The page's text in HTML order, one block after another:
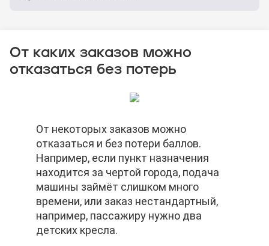
От каких заказов можно
отказаться без потерь
От некоторых заказов можно
отказаться и без потери баллов.
Например, если пункт назначения
находится за чертой города, подача
машины займёт слишком много
времени, или заказ нестандартный,
например, пассажиру нужно два
детских кресла.
От некоторых заказов можно
отказаться и без потери баллов.
Например, если пункт назначения
находится за чертой города, подача
машины займёт слишком много
времени, или заказ нестандартный,
например, пассажиру нужно два
детских кресла.
От некоторых заказов можно
отказаться и без потери баллов.
Например, если пункт назначения
находится за чертой города, подача
машины займёт слишком много
времени, или заказ нестандартный,
например, пассажиру нужно два
детских кресла.